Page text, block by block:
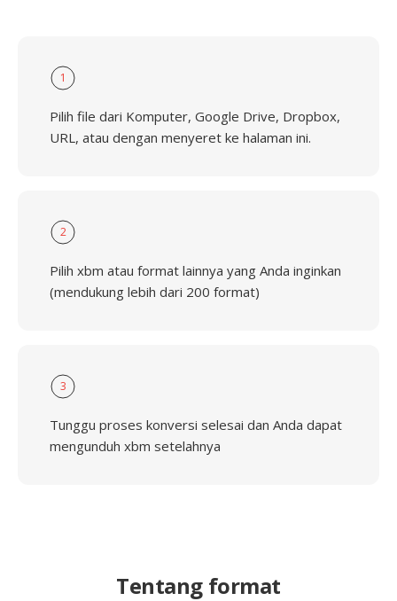
1
Pilih file dari Komputer, Google Drive, Dropbox,
URL, atau dengan menyeret ke halaman ini.
2
Pilih xbm atau format lainnya yang Anda inginkan
(mendukung lebih dari 200 format)
3
Tunggu proses konversi selesai dan Anda dapat
mengunduh xbm setelahnya
Tentang format